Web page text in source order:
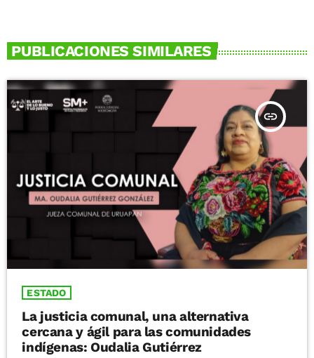
PUBLICACIONES SIMILARES
insert_link
ESTADO
La justicia comunal, una alternativa
cercana y ágil para las comunidades
indígenas: Oudalia Gutiérrez